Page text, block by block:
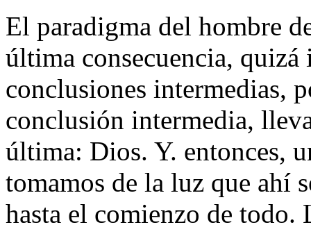
El paradigma del hombre
última consecuencia, quizá
conclusiones intermedias,
conclusión intermedia,
última: Dios. Y. entonces,
tomamos de la luz que ahí
hasta el comienzo de todo.